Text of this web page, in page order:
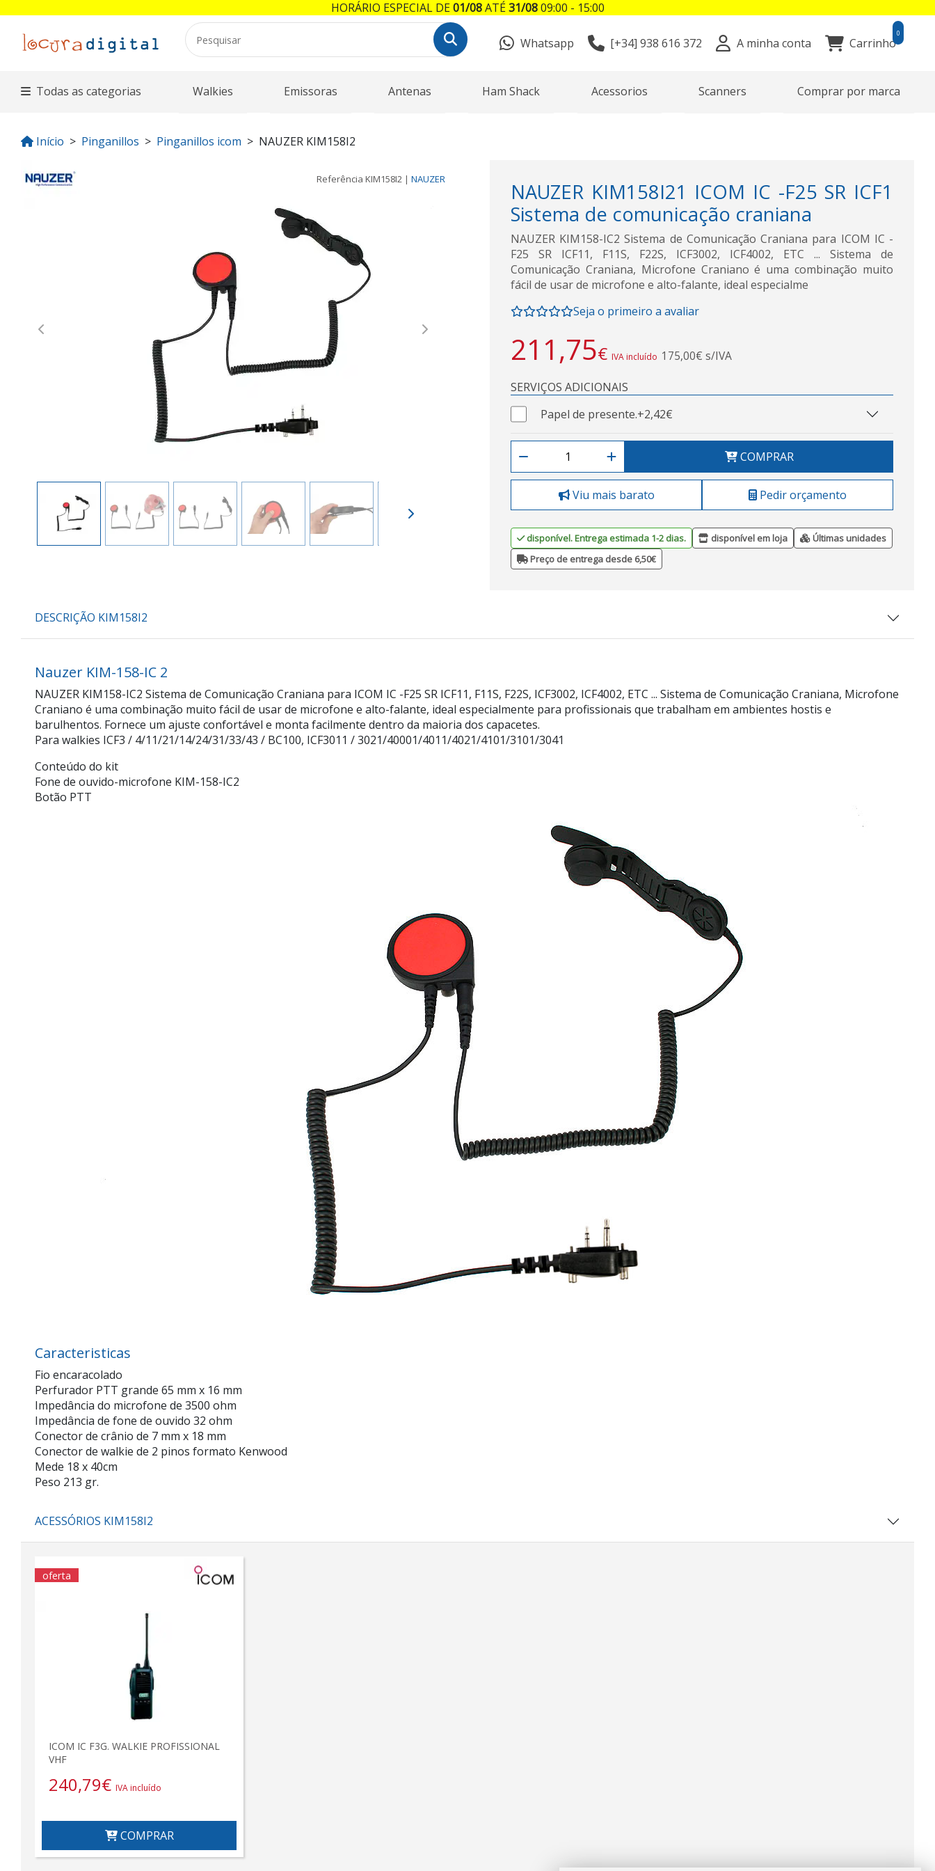
Whatsapp [+34] 938 616 372 A minha conta Carrinho
0
Todas as categorias Walkies Emissoras Antenas Ham Shack Acessorios Scanners Comprar por marca
Início Pinganillos Pinganillos icom NAUZER KIM158I2
Referência KIM158I2 | NAUZER
Previous Next
NAUZER KIM158I21 ICOM IC -F25 SR ICF1
Sistema de comunicação craniana
NAUZER KIM158-IC2 Sistema de Comunicação Craniana para ICOM IC -
F25 SR ICF11, F11S, F22S, ICF3002, ICF4002, ETC ... Sistema de
Comunicação Craniana, Microfone Craniano é uma combinação muito
fácil de usar de microfone e alto-falante, ideal especialme
Seja o primeiro a avaliar
211,75€ IVA incluído 175,00€ s/IVA
SERVIÇOS ADICIONAIS
Papel de presente.+2,42€
COMPRAR
Viu mais barato Pedir orçamento
disponível. Entrega estimada 1-2 dias. disponível em loja
Últimas unidades
Preço de entrega desde 6,50€
DESCRIÇÃO KIM158I2
Nauzer KIM-158-IC 2
NAUZER KIM158-IC2 Sistema de Comunicação Craniana para ICOM IC -F25 SR ICF11, F11S, F22S, ICF3002, ICF4002, ETC ... Sistema de Comunicação Craniana, Microfone
Craniano é uma combinação muito fácil de usar de microfone e alto-falante, ideal especialmente para profissionais que trabalham em ambientes hostis e
barulhentos. Fornece um ajuste confortável e monta facilmente dentro da maioria dos capacetes.
Para walkies ICF3 / 4/11/21/14/24/31/33/43 / BC100, ICF3011 / 3021/40001/4011/4021/4101/3101/3041
Conteúdo do kit
Fone de ouvido-microfone KIM-158-IC2
Botão PTT
Caracteristicas
Fio encaracolado
Perfurador PTT grande 65 mm x 16 mm
Impedância do microfone de 3500 ohm
Impedância de fone de ouvido 32 ohm
Conector de crânio de 7 mm x 18 mm
Conector de walkie de 2 pinos formato Kenwood
Mede 18 x 40cm
Peso 213 gr.
ACESSÓRIOS KIM158I2
oferta
ICOM IC F3G. WALKIE PROFISSIONAL
VHF
240,79€ IVA incluído
COMPRAR
HORÁRIO ESPECIAL DE01/08ATÉ31/0809:00 - 15:00